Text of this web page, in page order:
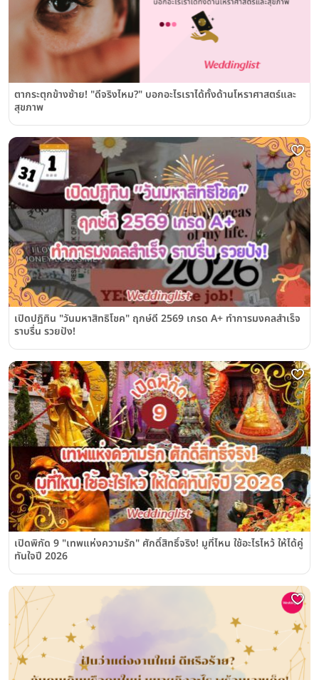
ตากระตุกข้างซ้าย! "ดีจริงไหม?" บอกอะไรเราได้ทั้งด้านโหราศาสตร์และ
สุขภาพ
เปิดปฏิทิน "วันมหาสิทธิโชค" ฤกษ์ดี 2569 เกรด A+ ทำการมงคลสำเร็จ
ราบรื่น รวยปัง!
เปิดพิกัด 9 "เทพแห่งความรัก" ศักดิ์สิทธิ์จริง! มูที่ไหน ใช้อะไรไหว้ ให้ได้คู่
ทันใจปี 2026